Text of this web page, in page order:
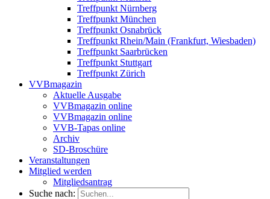
Treffpunkt Nürnberg
Treffpunkt München
Treffpunkt Osnabrück
Treffpunkt Rhein/Main (Frankfurt, Wiesbaden)
Treffpunkt Saarbrücken
Treffpunkt Stuttgart
Treffpunkt Zürich
VVBmagazin
Aktuelle Ausgabe
VVBmagazin online
VVBmagazin online
VVB-Tapas online
Archiv
SD-Broschüre
Veranstaltungen
Mitglied werden
Mitgliedsantrag
Suche nach: